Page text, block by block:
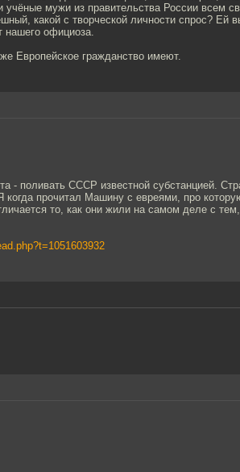
учёные мужи из правительства России всем
какой с творческой личности спрос? Ей
нашего официоза.
Европейское гражданство имеют.
- поливать СССР известной субстанцией.
когда прочитал Машину с евреями, про
то, как они жили на самом деле с